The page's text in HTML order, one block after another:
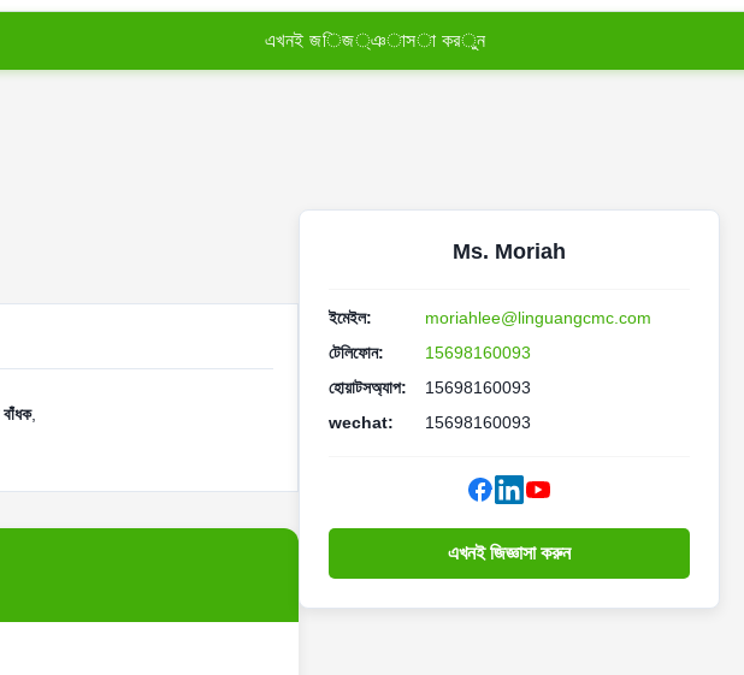
এখনই জিজ্ঞাসা করুন
বাঁধক,
Ms. Moriah
ইমেইল:
moriahlee@linguangcmc.com
টেলিফোন:
15698160093
হোয়াটসঅ্যাপ:
15698160093
wechat:
15698160093
এখনই জিজ্ঞাসা করুন